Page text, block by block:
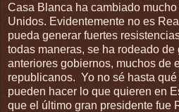
Casa Blanca ha cambiado
Unidos. Evidentemente no es
pueda generar fuertes
todas maneras, se ha rodeado
anteriores gobiernos, muchos de
republicanos. Yo no sé hasta
pueden hacer lo que quieren en
que el último gran presidente fue